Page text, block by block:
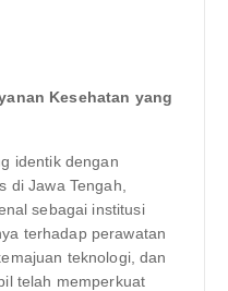
Kesehatan yang
identik dengan
di Jawa Tengah,
sebagai institusi
terhadap perawatan
teknologi, dan
telah memperkuat